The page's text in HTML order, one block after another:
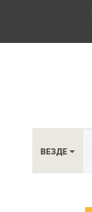
ВЕЗДЕ